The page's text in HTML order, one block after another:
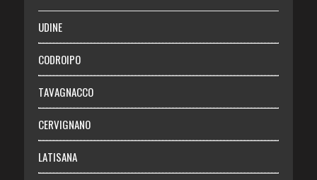
SALUTE
Necrologie
Chi siamo
Abbonati
Login
UDINE
CODROIPO
TAVAGNACCO
CERVIGNANO
LATISANA